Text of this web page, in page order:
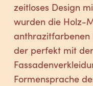
zeitloses Design
wurden die Holz-
anthrazitfarbenen
der perfekt mit
Formensprache